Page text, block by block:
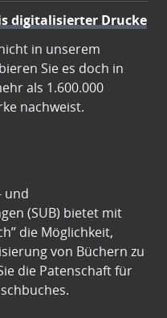
digitalisierter Drucke
in unserem
Sie es doch in
als 1.600.000
nachweist.
und
(SUB) bietet mit
die Möglichkeit,
von Büchern zu
die Patenschaft für